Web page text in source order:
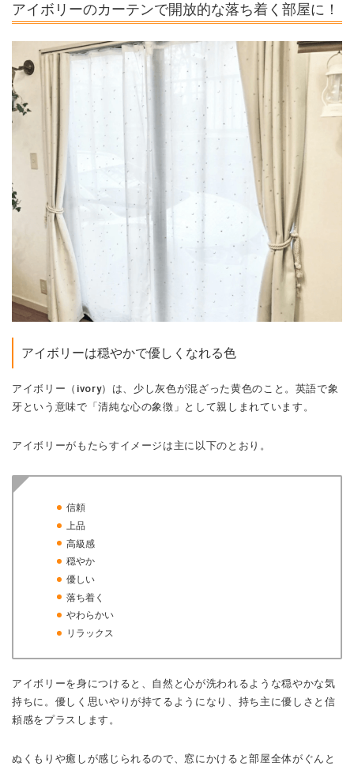
アイボリーのカーテンで開放的な落ち着く部屋に！
アイボリーは穏やかで優しくなれる色
アイボリー（ivory）は、少し灰色が混ざった黄色のこと。英語で象
牙という意味で「清純な心の象徴」として親しまれています。
アイボリーがもたらすイメージは主に以下のとおり。
信頼
上品
高級感
穏やか
優しい
落ち着く
やわらかい
リラックス
アイボリーを身につけると、自然と心が洗われるような穏やかな気
持ちに。優しく思いやりが持てるようになり、持ち主に優しさと信
頼感をプラスします。
ぬくもりや癒しが感じられるので、窓にかけると部屋全体がぐんと